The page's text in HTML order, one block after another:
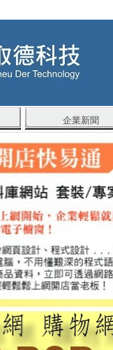
企業新聞